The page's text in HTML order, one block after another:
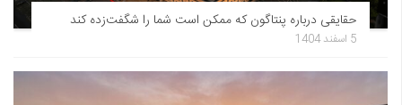
حقایقی درباره پنتاگون که ممکن است شما را شگفت‌زده کند
5 اسفند 1404